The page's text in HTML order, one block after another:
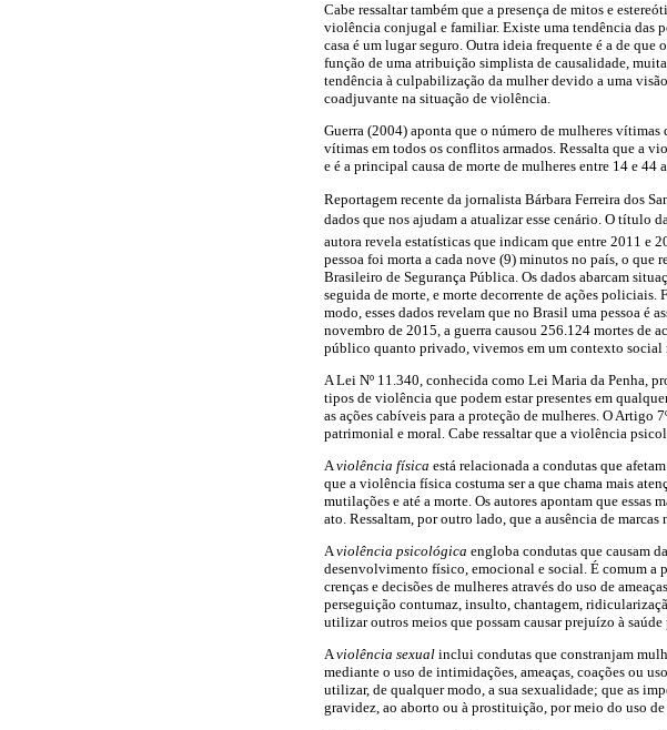
Cabe ressaltar também que a presença de mitos e
violência conjugal e familiar. Existe uma tendência das
casa é um lugar seguro. Outra ideia frequente é a de
função de uma atribuição simplista de causalidade,
tendência à culpabilização da mulher devido a uma
coadjuvante na situação de violência.
Guerra (2004) aponta que o número de mulheres
vítimas em todos os conflitos armados. Ressalta que a
e é a principal causa de morte de mulheres entre 14 e 44
Reportagem recente da jornalista Bárbara Ferreira dos
dados que nos ajudam a atualizar esse cenário. O título
autora revela estatísticas que indicam que entre 2011 e
pessoa foi morta a cada nove (9) minutos no país, o que
Brasileiro de Segurança Pública. Os dados abarcam
seguida de morte, e morte decorrente de ações
modo, esses dados revelam que no Brasil uma pessoa é
novembro de 2015, a guerra causou 256.124 mortes de
público quanto privado, vivemos em um contexto social
A Lei Nº 11.340, conhecida como Lei Maria da Penha,
tipos de violência que podem estar presentes em
as ações cabíveis para a proteção de mulheres. O
patrimonial e moral. Cabe ressaltar que a violência
Aviolência física está relacionada a condutas que
que a violência física costuma ser a que chama mais
mutilações e até a morte. Os autores apontam que essas
ato. Ressaltam, por outro lado, que a ausência de
Aviolência psicológica engloba condutas que causam
desenvolvimento físico, emocional e social. É comum a
crenças e decisões de mulheres através do uso de
perseguição contumaz, insulto, chantagem,
utilizar outros meios que possam causar prejuízo à
Aviolência sexual inclui condutas que constranjam
mediante o uso de intimidações, ameaças, coações ou
utilizar, de qualquer modo, a sua sexualidade; que as
gravidez, ao aborto ou à prostituição, por meio do uso